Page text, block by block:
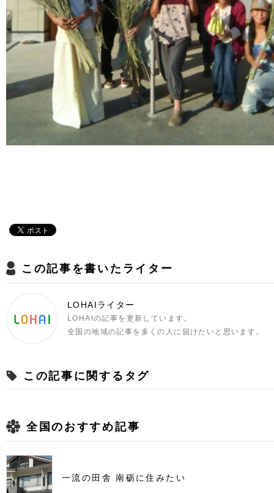
この記事を書いたライター
LOHAIライター
LOHAIの記事を更新しています。
全国の地域の記事を多くの人に届けたいと思います。
この記事に関するタグ
全国のおすすめ記事
一流の田舎 南砺に住みたい